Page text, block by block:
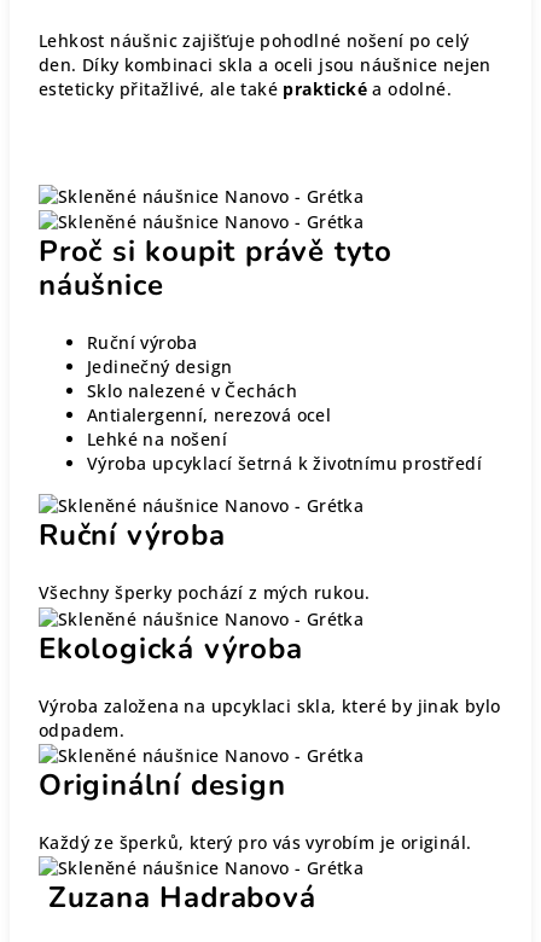
Lehkost náušnic zajišťuje pohodlné nošení po celý
den. Díky kombinaci skla a oceli jsou náušnice nejen
esteticky přitažlivé, ale také praktické a odolné.
Proč si koupit právě tyto
náušnice
Ruční výroba
Jedinečný design
Sklo nalezené v Čechách
Antialergenní, nerezová ocel
Lehké na nošení
Výroba upcyklací šetrná k životnímu prostředí
Ruční výroba
Všechny šperky pochází z mých rukou.
Ekologická výroba
Výroba založena na upcyklaci skla, které by jinak bylo
odpadem.
Originální design
Každý ze šperků, který pro vás vyrobím je originál.
Zuzana Hadrabová